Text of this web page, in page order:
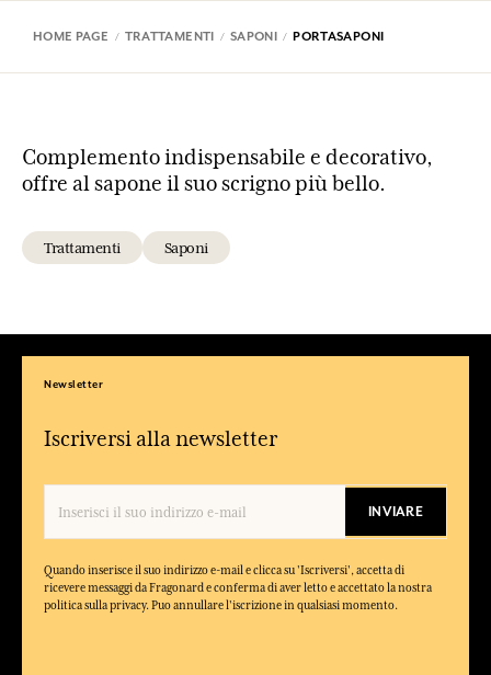
HOME PAGE TRATTAMENTI SAPONI PORTASAPONI
Complemento indispensabile e decorativo,
offre al sapone il suo scrigno più bello.
Trattamenti Saponi
Newsletter
Iscriversi alla newsletter
INVIARE
Quando inserisce il suo indirizzo e-mail e clicca su 'Iscriversi', accetta di
ricevere messaggi da Fragonard e conferma di aver letto e accettato la nostra
politica sulla privacy. Puo annullare l'iscrizione in qualsiasi momento.